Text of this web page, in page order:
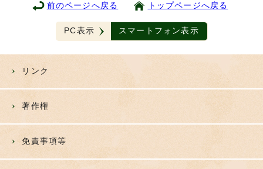
前のページへ戻る トップページへ戻る
PC表示 スマートフォン表示
リンク
著作権
免責事項等